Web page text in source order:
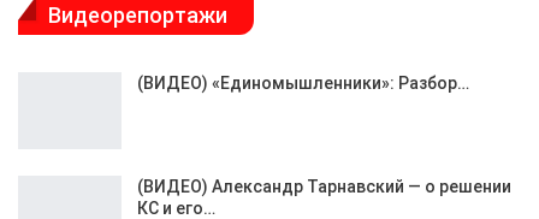
Видеорепортажи
(ВИДЕО) «Единомышленники»: Разбор…
(ВИДЕО) Александр Тарнавский — о решении
КС и его…